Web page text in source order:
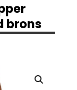
brons